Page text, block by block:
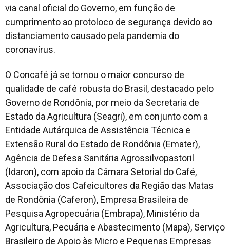
via canal oficial do Governo, em função de
cumprimento ao protoloco de segurança devido ao
distanciamento causado pela pandemia do
coronavírus.
O Concafé já se tornou o maior concurso de
qualidade de café robusta do Brasil, destacado pelo
Governo de Rondônia, por meio da Secretaria de
Estado da Agricultura (Seagri), em conjunto com a
Entidade Autárquica de Assistência Técnica e
Extensão Rural do Estado de Rondônia (Emater),
Agência de Defesa Sanitária Agrossilvopastoril
(Idaron), com apoio da Câmara Setorial do Café,
Associação dos Cafeicultores da Região das Matas
de Rondônia (Caferon), Empresa Brasileira de
Pesquisa Agropecuária (Embrapa), Ministério da
Agricultura, Pecuária e Abastecimento (Mapa), Serviço
Brasileiro de Apoio às Micro e Pequenas Empresas